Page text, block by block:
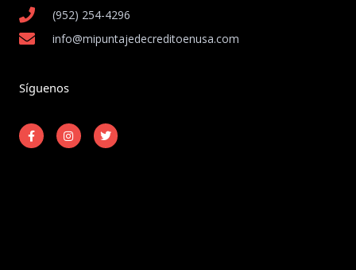
(952) 254-4296
info@mipuntajedecreditoenusa.com
Síguenos
F
a
c
I
n
s
T
w
i